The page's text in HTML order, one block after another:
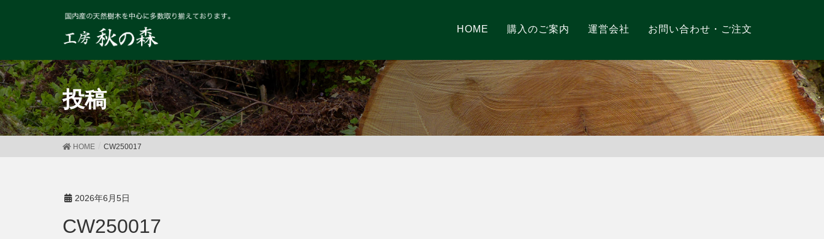
HOME 購入のご案内 運営会社 お問い合わせ・ご注文
投稿
HOME CW250017
2026年6月5日
CW250017